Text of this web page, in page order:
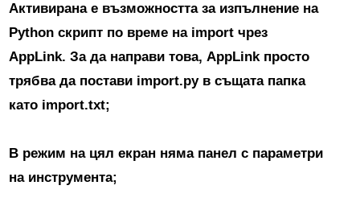
Активирана е възможността за изпълнение на
Python скрипт по време на import чрез
AppLink. За да направи това, AppLink просто
трябва да постави import.py в същата папка
като import.txt;
В режим на цял екран няма панел с параметри
на инструмента;